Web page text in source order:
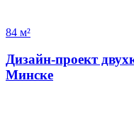
84 м²
Дизайн-проект
Минске